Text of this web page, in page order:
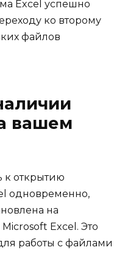
Excel успешно
ко второму
файлов
вашем
к открытию
одновременно,
на
Excel. Это
работы с файлами